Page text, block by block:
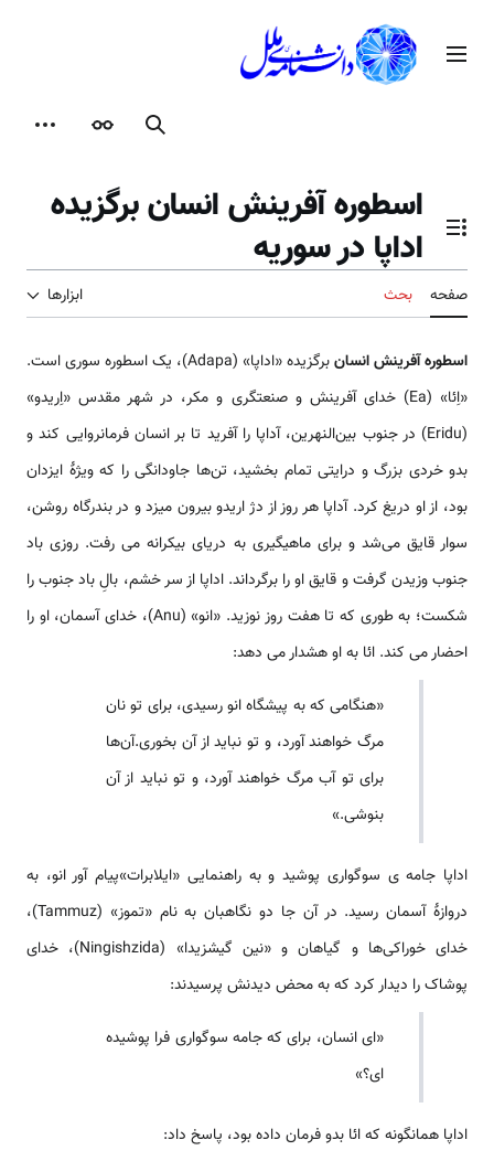
محتوامنوی اصلی
جستجوظاهر
تغییر وضعیت فهرست محتویات
اسطوره آفرینش انسان برگزیده
اداپا در سوریه
صفحه بحث ابزارها
اسطوره آفرینش انسان
برگزیده «اداپا» (Adapa)، یک اسطوره سوری است.
«اِئا» (Ea) خدای آفرینش و صنعتگری و مکر، در شهر مقدس «اِریدو»
(Eridu) در جنوب بین­‌النهرین، آداپا را آفرید تا بر انسان فرمانروایی کند و
بدو خردی بزرگ و درایتی تمام بخشید، تن‌‌‌‌‌‌‌‌ها جاودانگی را که ویژۀ ایزدان
بود، از او دریغ کرد. آداپا هر روز از دژ اریدو بیرون می­زد و در بندرگاه روشن،
سوار قایق ‌‌‌‌‌‌‌‌‌‌‌می‌شد و برای ماهیگیری به دریای بیکرانه می رفت. روزی باد
جنوب وزیدن گرفت و قایق او را برگرداند. اداپا از سر خشم، بالِ باد جنوب را
شکست؛ به طوری که تا هفت روز نوزید. «انو» (Anu)، خدای آسمان، او را
احضار می کند. ائا به او هشدار می دهد:
«هنگامی که به پیشگاه انو رسیدی، برای تو نان
مرگ خواهند آورد، و تو نباید از آن بخوری.آن‌‌‌‌‌‌‌‌ها
برای تو آب مرگ خواهند آورد، و تو نباید از آن
بنوشی.»
اداپا جامه ی سوگواری پوشید و به راهنمایی «ایلابرات»پیام آور انو، به
دروازۀ آسمان رسید. در آن جا دو نگاهبان به نام «تموز» (Tammuz)،
خدای خوراکی‌‌‌‌‌‌‌‌‌‌‌‌‌‌ها و گیا‌‌‌‌‌‌‌‌هان و «نین گیشزیدا» (Ningishzida)، خدای
پوشاک را دیدار کرد که به محض دیدنش پرسیدند:
«ای انسان، برای که جامه سوگواری فرا پوشیده
ای؟»
اداپا همانگونه که ائا بدو فرمان داده بود، پاسخ داد: